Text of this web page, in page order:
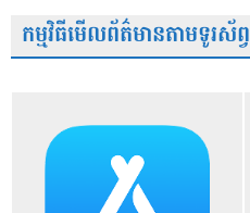
កម្មវិធីមើលព័ត៌មានតាមទូរស័ព្វ